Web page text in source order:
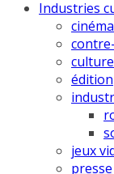
Industries
cinéma
édition
jeux
presse